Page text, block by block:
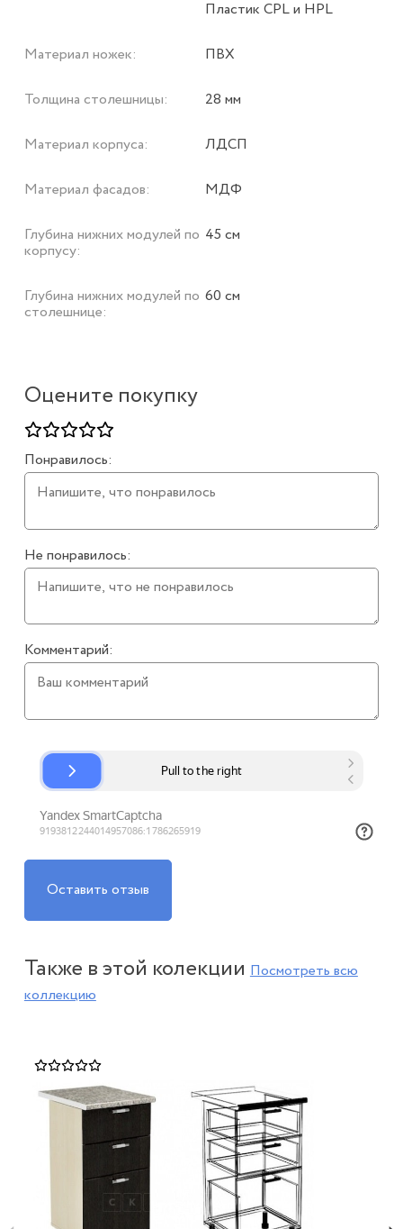
Оцените покупку
Понравилось:
Не понравилось:
Комментарий:
Оставить отзыв
Пластик CPL и HPL
Материал ножек: ПВХ
Толщина столешницы: 28 мм
Материал корпуса: ЛДСП
Материал фасадов: МДФ
Глубина нижних модулей по
корпусу:
45 см
Глубина нижних модулей по
столешнице:
60 см
Также в этой колекцииПосмотреть всю
коллекцию